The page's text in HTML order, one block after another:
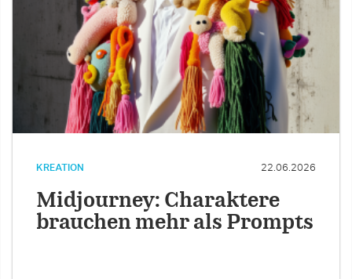
KREATION 22.06.2026
Midjourney: Charaktere
brauchen mehr als Prompts